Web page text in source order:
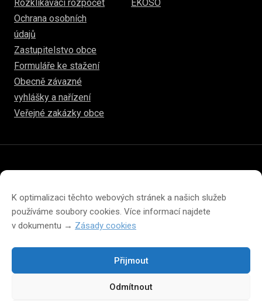
K optimalizaci těchto webových stránek a našich služeb
používáme soubory cookies. Více informací najdete
v dokumentu → Zásady cookies
Přijmout
Odmítnout
Rozklikávací rozpočet
Ochrana osobních
údajů
Zastupitelstvo obce
Formuláře ke stažení
Obecně závazné
vyhlášky a nařízení
Veřejné zakázky obce
EKOSO
Prohlášení o přístupnosti
Prohlášení o ochraně soukromí
Zásady cookies (EU)
Změna velikosti písma na webu